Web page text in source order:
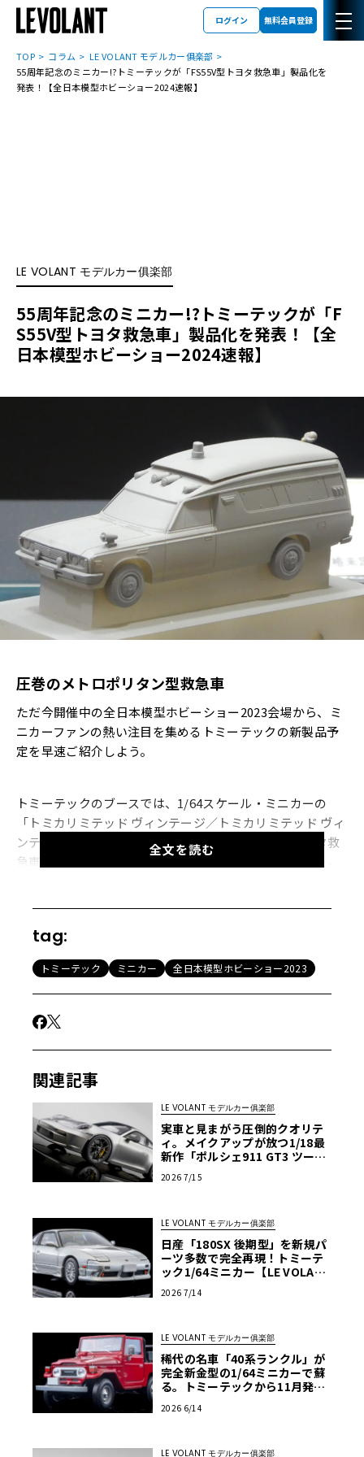
ログイン 無料会員登録
TOP コラム
LE VOLANT モデルカー俱楽部
55周年記念のミニカー!?トミーテックが「FS55V型トヨタ救急車」製品化を
発表！【全日本模型ホビーショー2024速報】
LE VOLANT モデルカー俱楽部
55周年記念のミニカー!?トミーテックが「F
S55V型トヨタ救急車」製品化を発表！【全
日本模型ホビーショー2024速報】
圧巻のメトロポリタン型救急車
ただ今開催中の全日本模型ホビーショー2023会場から、ミ
ニカーファンの熱い注目を集めるトミーテックの新製品予
定を早速ご紹介しよう。
トミーテックのブースでは、1/64スケール・ミニカーの
「トミカリミテッド ヴィンテージ／トミカリミテッド ヴィ
ンテージNEO」シリーズの新製品予定として、「トヨタ救
急車（FS55V）」の原寸モックアップが展示されていた。
われるものである。
そのスタイリングは一見、当時クラウンのバン仕様であっ
たマスターラインがベースであるように思われるが、実際
トミカの名作のひとつとしても馴染み深いこの車種である
が、来年2025年はトミカ誕生55周年にあたり、この製品化
予定はこれを記念して「FS55V」を選んだものであるとか
ないとか!? とは言え発売時期は未定、価格も未定とのこ
全文を読む
tag:
トミーテック ミニカー 全日本模型ホビーショー2023
関連記事
LE VOLANT モデルカー俱楽部
実車と見まがう圧倒的クオリテ
ィ。メイクアップが放つ1/18最
新作「ポルシェ911 GT3 ツーリ
LANT モデルカー俱楽部】
2026 7/15
LE VOLANT モデルカー俱楽部
日産「180SX 後期型」を新規パ
ーツ多数で完全再現！トミーテ
ック1/64ミニカー【LE VOLANT
2026 7/14
LE VOLANT モデルカー俱楽部
稀代の名車「40系ランクル」が
完全新金型の1/64ミニカーで蘇
る。トミーテックから11月発
ク搭載【LE VOLANT モデルカ
2026 6/14
LE VOLANT モデルカー俱楽部